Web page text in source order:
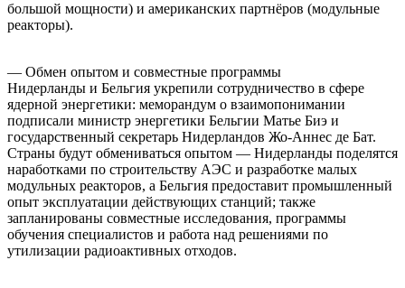
большой мощности) и американских партнёров (модульные
реакторы).
— Обмен опытом и совместные программы
Нидерланды и Бельгия укрепили сотрудничество в сфере
ядерной энергетики: меморандум о взаимопонимании
подписали министр энергетики Бельгии Матье Биэ и
государственный секретарь Нидерландов Жо‑Аннес де Бат.
Страны будут обмениваться опытом — Нидерланды поделятся
наработками по строительству АЭС и разработке малых
модульных реакторов, а Бельгия предоставит промышленный
опыт эксплуатации действующих станций; также
запланированы совместные исследования, программы
обучения специалистов и работа над решениями по
утилизации радиоактивных отходов.